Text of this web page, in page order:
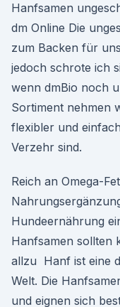
Hanfsamen
dm Online Die
zum Backen für
jedoch schrote ich
wenn dmBio noch
Sortiment nehmen
flexibler und
Verzehr sind.
Reich an Omega-
Hundeernährung
Hanfsamen sollten
allzu Hanf ist eine
Welt. Die
und eignen sich